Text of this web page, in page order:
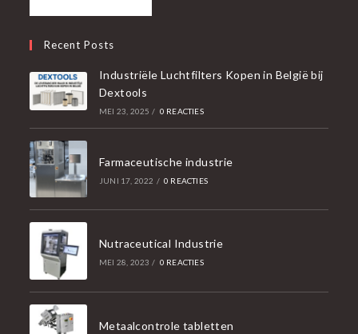
Recent Posts
Industriële Luchtfilters Kopen in België bij
Dextools
MEI 23, 2025 / 0 REACTIES
Farmaceutische industrie
JUNI 17, 2022 / 0 REACTIES
Nutraceutical Industrie
MEI 28, 2023 / 0 REACTIES
Metaalcontrole tabletten